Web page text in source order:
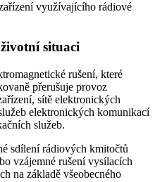
využívajícího rádiové
situaci
rušení, které
přerušuje provoz
sítě elektronických
elektronických komunikací
služeb.
sdílení rádiových kmitočtů
vzájemné rušení vysílacích
na základě všeobecného